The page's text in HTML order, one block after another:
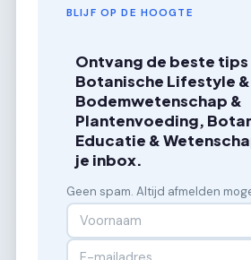
BLIJF OP DE HOOGTE
Ontvang de beste
Botanische Lifestyle
Bodemwetenschap &
Plantenvoeding,
Educatie &
je inbox.
Geen spam. Altijd afmelden